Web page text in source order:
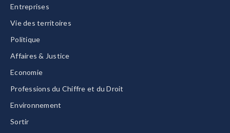
Entreprises
Vie des territoires
Politique
Affaires & Justice
Economie
Professions du Chiffre et du Droit
Environnement
Sortir